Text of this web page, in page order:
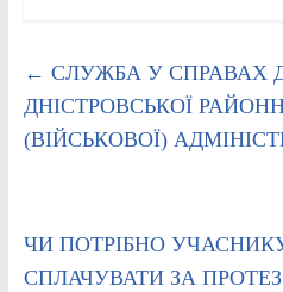
← СЛУЖБА У СПРАВАХ
ДНІСТРОВСЬКОЇ
(ВІЙСЬКОВОЇ)
ЧИ ПОТРІБНО
СПЛАЧУВАТИ ЗА